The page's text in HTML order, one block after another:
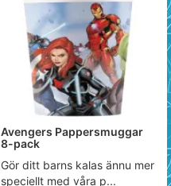
Avengers Pappersmuggar
8-pack
Gör ditt barns kalas ännu mer
speciellt med våra p...